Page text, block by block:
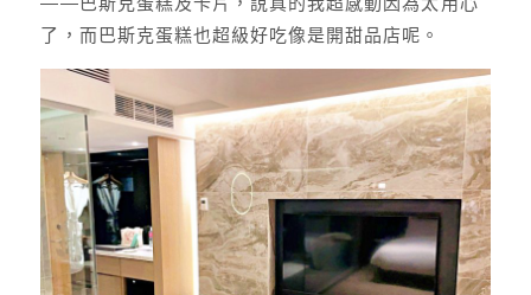
了，而巴斯克蛋糕也超級好吃像是開甜品店呢。